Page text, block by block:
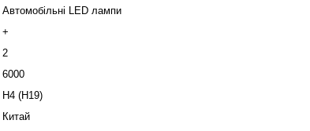
Автомобільні LED лампи
+
2
6000
H4 (H19)
Китай